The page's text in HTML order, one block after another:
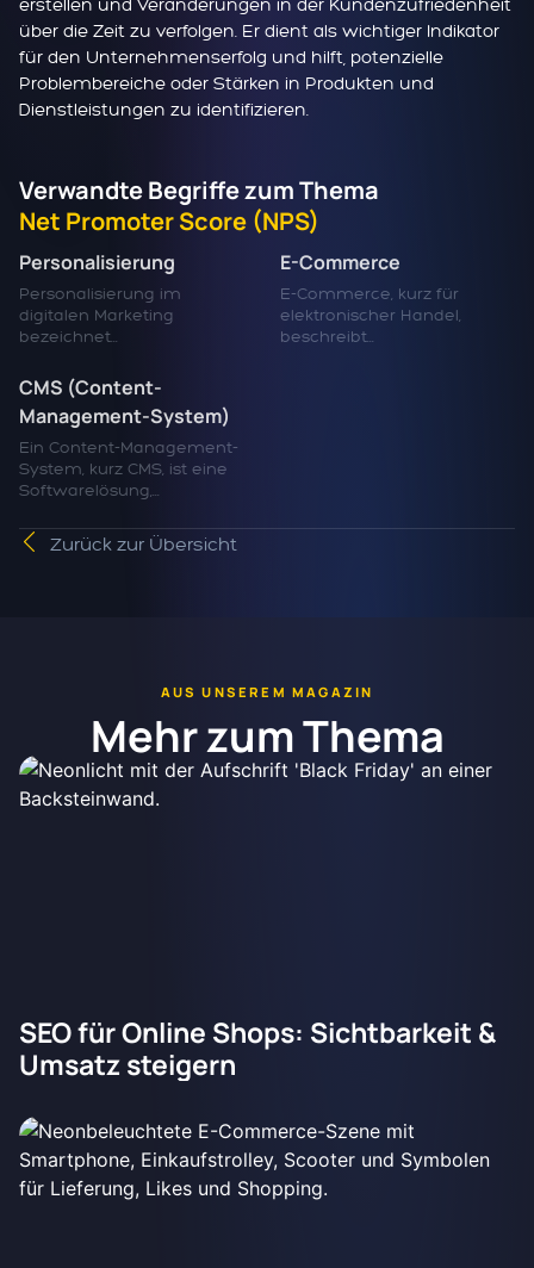
erstellen und Veränderungen in der Kundenzufriedenheit
über die Zeit zu verfolgen. Er dient als wichtiger Indikator
für den Unternehmenserfolg und hilft, potenzielle
Problembereiche oder Stärken in Produkten und
Dienstleistungen zu identifizieren.
Verwandte Begriffe zum Thema
Net Promoter Score (NPS)
Personalisierung
Personalisierung im
digitalen Marketing
bezeichnet...
E-Commerce
E-Commerce, kurz für
elektronischer Handel,
beschreibt...
CMS (Content-
Management-System)
Ein Content-Management-
System, kurz CMS, ist eine
Softwarelösung,...
Zurück zur Übersicht
AUS UNSEREM MAGAZIN
Mehr zum Thema
SEO für Online Shops: Sichtbarkeit &
Umsatz steigern